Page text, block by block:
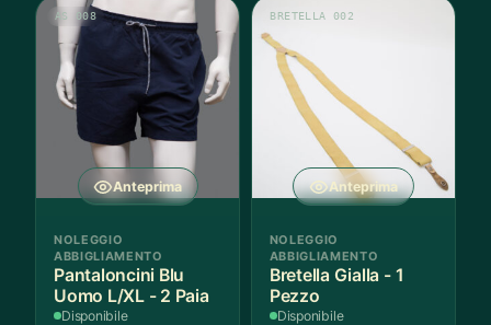
Anteprima
AS 008
NOLEGGIO
ABBIGLIAMENTO
Pantaloncini Blu
Uomo L/XL - 2 Paia
Disponibile
Anteprima
BRETELLA 002
NOLEGGIO
ABBIGLIAMENTO
Bretella Gialla - 1
Pezzo
Disponibile